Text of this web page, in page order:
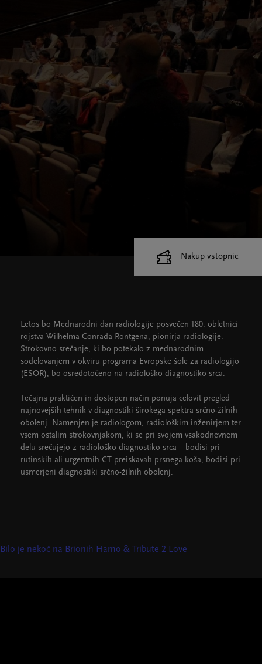
Letos bo Mednarodni dan radiologije posvečen 180. obletnici
rojstva Wilhelma Conrada Röntgena, pionirja radiologije.
Strokovno srečanje, ki bo potekalo z mednarodnim
sodelovanjem v okviru programa Evropske šole za radiologijo
(ESOR), bo osredotočeno na radiološko diagnostiko srca.
Tečajna praktičen in dostopen način ponuja celovit pregled
najnovejših tehnik v diagnostiki širokega spektra srčno-žilnih
obolenj. Namenjen je radiologom, radiološkim inženirjem ter
vsem ostalim strokovnjakom, ki se pri svojem vsakodnevnem
delu srečujejo z radiološko diagnostiko srca – bodisi pri
rutinskih ali urgentnih CT preiskavah prsnega koša, bodisi pri
usmerjeni diagnostiki srčno-žilnih obolenj.
Nakup vstopnic
Bilo je nekoč na Brionih Hamo & Tribute 2 Love